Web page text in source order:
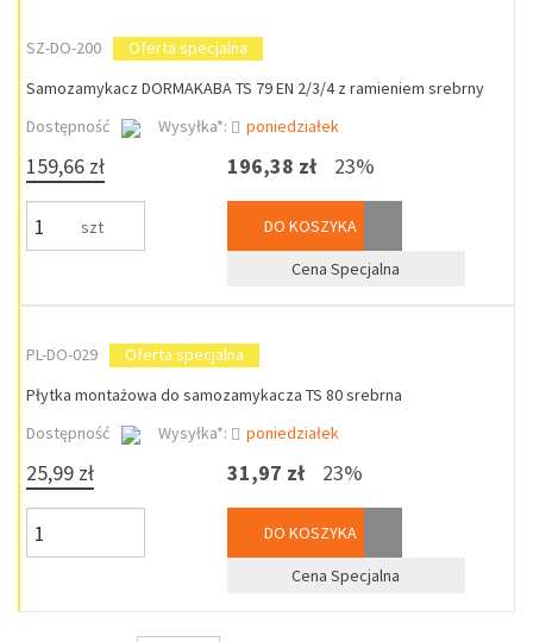
SZ-DO-200
Oferta specjalna
Samozamykacz DORMAKABA TS 79 EN 2/3/4 z ramieniem srebrny
Dostępność
Wysyłka*: poniedziałek
159,66 zł
szt
196,38 zł 23%
DO KOSZYKA
Cena Specjalna
PL-DO-029
Oferta specjalna
Płytka montażowa do samozamykacza TS 80 srebrna
Dostępność
Wysyłka*: poniedziałek
25,99 zł 31,97 zł 23%
DO KOSZYKA
Cena Specjalna